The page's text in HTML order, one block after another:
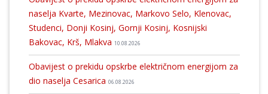
naselja Kvarte, Mezinovac, Markovo Selo, Klenovac,
Studenci, Donji Kosinj, Gornji Kosinj, Kosnijski
Bakovac, Krš, Mlakva 10.08.2026
Obavijest o prekidu opskrbe električnom energijom za
dio naselja Cesarica 06.08.2026